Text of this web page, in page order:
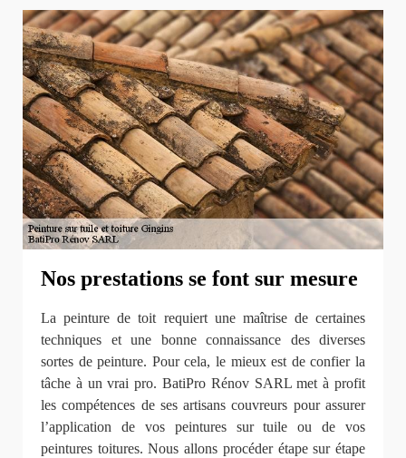
Nos prestations se font sur mesure
La peinture de toit requiert une maîtrise de certaines
techniques et une bonne connaissance des diverses
sortes de peinture. Pour cela, le mieux est de confier la
tâche à un vrai pro. BatiPro Rénov SARL met à profit
les compétences de ses artisans couvreurs pour assurer
l’application de vos peintures sur tuile ou de vos
peintures toitures. Nous allons procéder étape sur étape